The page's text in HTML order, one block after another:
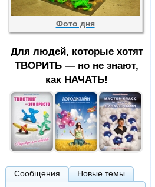
Фото дня
Для людей, которые хотят
ТВОРИТЬ — но не знают,
как НАЧАТЬ!
Сообщения Новые темы